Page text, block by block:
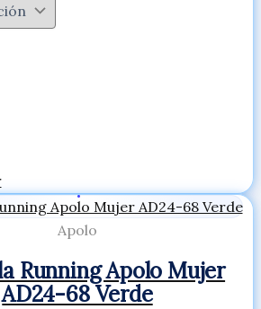
Apolo
Running Apolo Mujer
AD24-68 Verde